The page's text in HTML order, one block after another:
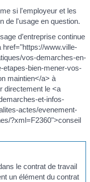
si l'employeur et les
de l'usage en question.
d’entreprise continue
href="https://www.ville-
vos-demarches-en-
etapes-bien-mener-vos-
maintien</a> à
directement le <a
et-infos-
actes/evenement-
?xml=F2360">conseil
le contrat de travail
un élément du contrat